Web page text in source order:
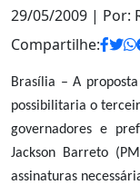
29/05/2009 | Por:
Compartilhe:
Brasília – A
possibilitaria o
governadores e
Jackson Barreto
assinaturas